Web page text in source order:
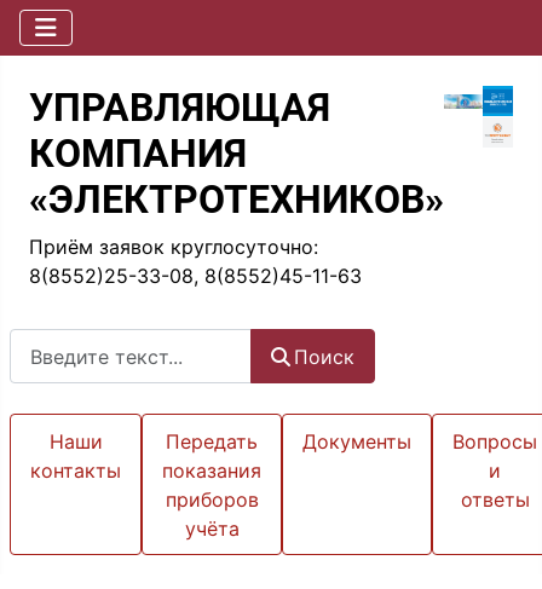
УПРАВЛЯЮЩАЯ
КОМПАНИЯ
«ЭЛЕКТРОТЕХНИКОВ»
Приём заявок круглосуточно:
8(8552)25-33-08, 8(8552)45-11-63
Поиск
Наши
контакты
Передать
показания
приборов
учёта
Документы
Вопросы
и
ответы